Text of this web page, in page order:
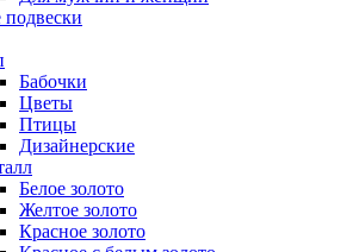
подвески
Бабочки
Цветы
Птицы
Дизайнерские
Белое золото
Желтое золото
Красное золото